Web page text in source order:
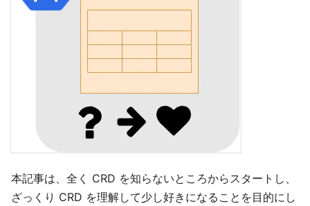
本記事は、全く CRD を知らないところからスタートし、
ざっくり CRD を理解して少し好きになることを目的にし